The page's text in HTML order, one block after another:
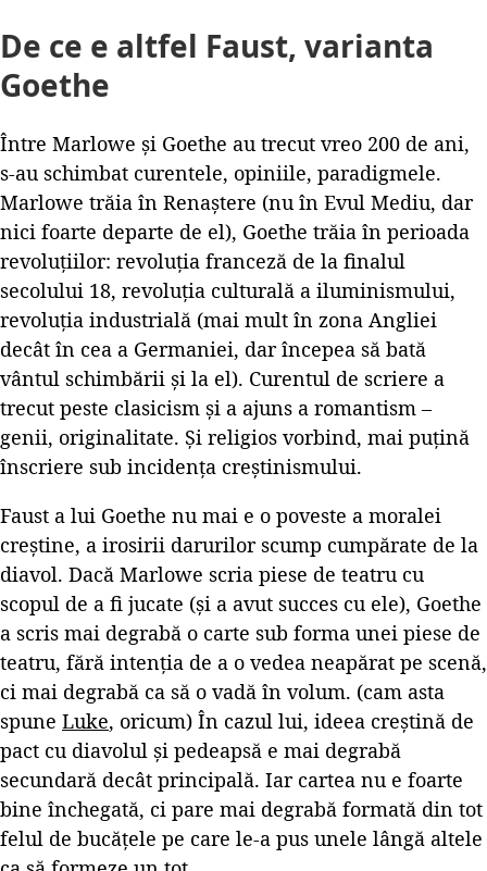
De ce e altfel Faust, varianta
Goethe
Între Marlowe și Goethe au trecut vreo 200 de ani,
s-au schimbat curentele, opiniile, paradigmele.
Marlowe trăia în Renaștere (nu în Evul Mediu, dar
nici foarte departe de el), Goethe trăia în perioada
revoluțiilor: revoluția franceză de la finalul
secolului 18, revoluția culturală a iluminismului,
revoluția industrială (mai mult în zona Angliei
decât în cea a Germaniei, dar începea să bată
vântul schimbării și la el). Curentul de scriere a
trecut peste clasicism și a ajuns a romantism –
genii, originalitate. Și religios vorbind, mai puțină
înscriere sub incidența creștinismului.
Faust a lui Goethe nu mai e o poveste a moralei
creștine, a irosirii darurilor scump cumpărate de la
diavol. Dacă Marlowe scria piese de teatru cu
scopul de a fi jucate (și a avut succes cu ele), Goethe
a scris mai degrabă o carte sub forma unei piese de
teatru, fără intenția de a o vedea neapărat pe scenă,
ci mai degrabă ca să o vadă în volum. (cam asta
spune Luke, oricum) În cazul lui, ideea creștină de
pact cu diavolul și pedeapsă e mai degrabă
secundară decât principală. Iar cartea nu e foarte
bine închegată, ci pare mai degrabă formată din tot
felul de bucățele pe care le-a pus unele lângă altele